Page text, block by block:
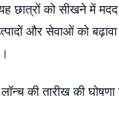
छात्रों को सीखने में
और सेवाओं को
की तारीख की घोषणा